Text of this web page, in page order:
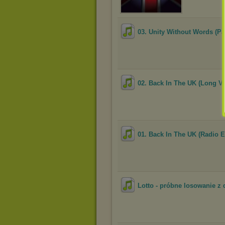
03. Unity Without Words
02. Back In The UK (Long
01. Back In The UK (Radio
Lotto - próbne losowanie z